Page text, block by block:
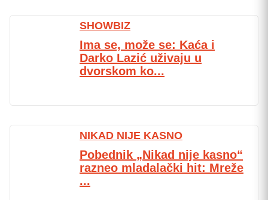
SHOWBIZ
Ima se, može se: Kaća i
Darko Lazić uživaju u
dvorskom ko...
NIKAD NIJE KASNO
Pobednik „Nikad nije kasno“
razneo mladalački hit: Mreže
...